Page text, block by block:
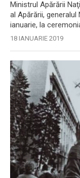
Ministrul Apărării
al Apărării,
ianuarie, la
18 IANUARIE 2019
EXCLUSIV